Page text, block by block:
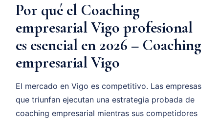
Por qué el Coaching
empresarial Vigo profesional
es esencial en 2026 – Coaching
empresarial Vigo
El mercado en Vigo es competitivo. Las empresas
que triunfan ejecutan una estrategia probada de
coaching empresarial mientras sus competidores